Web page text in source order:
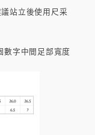
站立後使用尺采
數字中間足部寬度